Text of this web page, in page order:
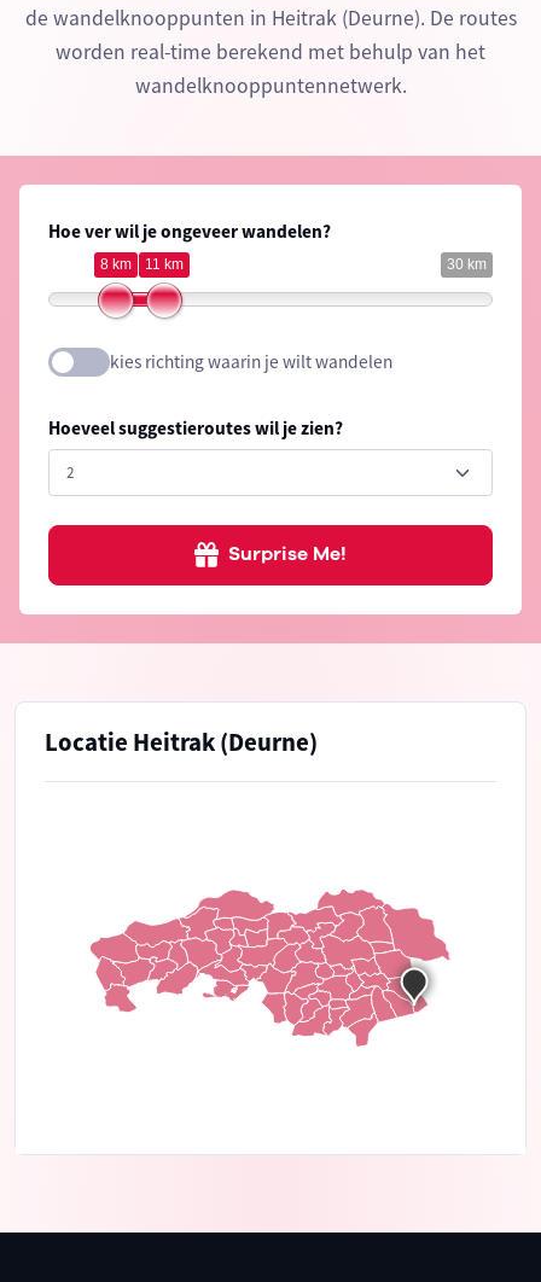
de wandelknooppunten in Heitrak (Deurne). De routes
worden real-time berekend met behulp van het
wandelknooppuntennetwerk.
Hoe ver wil je ongeveer wandelen?
30 km
8 km 11 km
kies richting waarin je wilt wandelen
Hoeveel suggestieroutes wil je zien?
Surprise Me!
Locatie Heitrak (Deurne)